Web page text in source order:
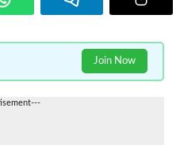
Join Now